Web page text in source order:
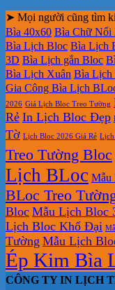
➤ Mọi người cũng tìm
Bìa 40x60 Bìa Chữ Nổi
Bìa Lịch Bloc Bìa Lịch
3D Bìa Lịch gắn Bloc
Bìa Lịch Xuân Bìa
Gia Công Bìa Lịch
2026 Giá Lịch Bloc Treo Tường
Rẻ In Lịch Bloc Đẹp
Tờ Lịch Bloc 2026 Giá Rẻ Lịch
Treo Tường Bloc
Lịch BLoc Mẫu
BLoc Treo
Bloc Mẫu Lịch Bloc
Lịch Bloc Khổ Đại
Tường Mẫu Lịch
Ép Kim Bìa
CÔNG TY IN LỊCH